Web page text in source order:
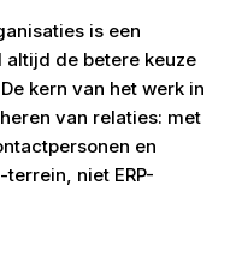
is een
de betere keuze
kern van het werk in
van relaties: met
en
niet ERP-